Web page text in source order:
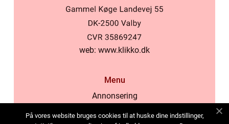
web: www.klikko.dk
Menu
Annonsering
På vores website bruges cookies til at huske dine indstillinger,